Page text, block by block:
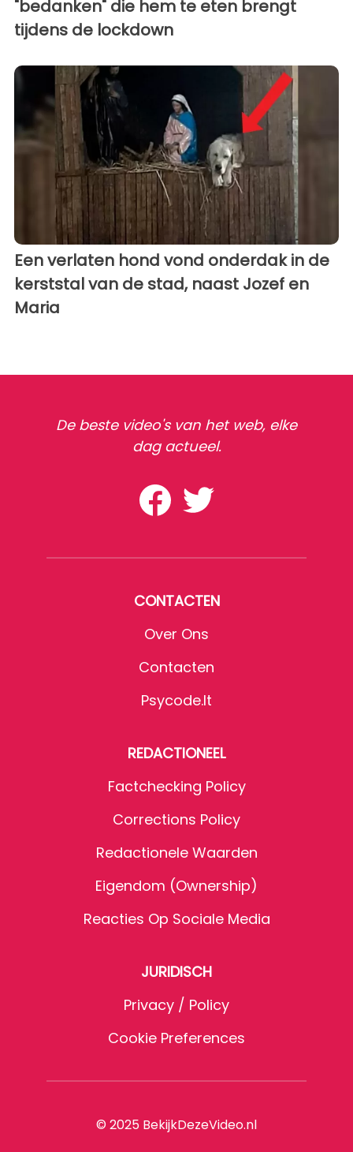
"bedanken" die hem te eten brengt
tijdens de lockdown
Een verlaten hond vond onderdak in de
kerststal van de stad, naast Jozef en
Maria
De beste video's van het web, elke
dag actueel.
CONTACTEN
Over Ons
Contacten
Psycode.it
REDACTIONEEL
Factchecking Policy
Corrections Policy
Redactionele Waarden
Eigendom (Ownership)
Reacties Op Sociale Media
JURIDISCH
Privacy / Policy
Cookie Preferences
© 2025 BekijkDezeVideo.nl